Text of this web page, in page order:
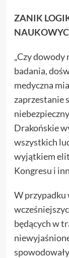
ZANIK
„Czy
badania,
medyczna
zaprzestanie
Drakońskie
wszystkich
wyjątkiem
Kongresu i
W przypadku
będących w